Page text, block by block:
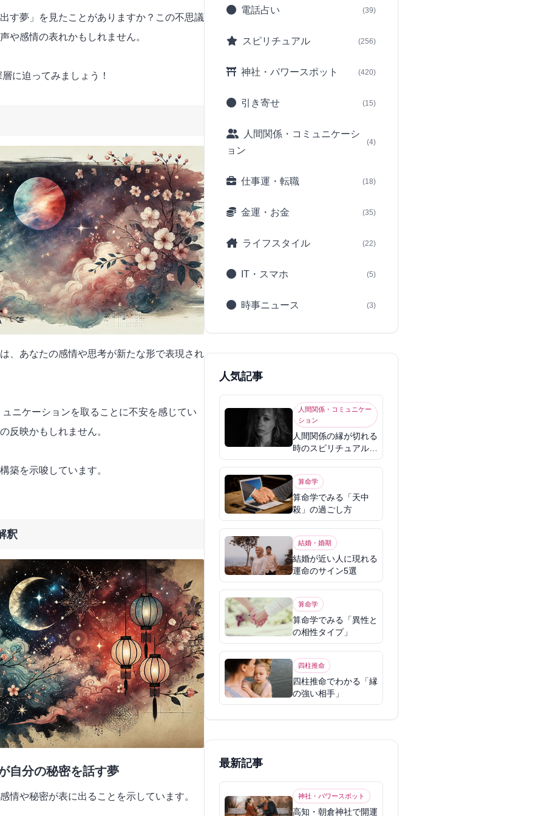
す夢」を見たことがありますか？この不思議
や感情の表れかもしれません。
に迫ってみましょう！
、あなたの感情や思考が新たな形で表現され
ニケーションを取ることに不安を感じてい
反映かもしれません。
築を示唆しています。
釈
自分の秘密を話す夢
情や秘密が表に出ることを示しています。
電話占い (39)
スピリチュアル (256)
神社・パワースポット (420)
引き寄せ (15)
人間関係・コミュニケーシ
ョン
(4)
仕事運・転職 (18)
金運・お金 (35)
ライフスタイル (22)
IT・スマホ (5)
時事ニュース (3)
人気記事
人間関係・コミュニケー
ション
人間関係の縁が切れる
時のスピリチュアル意
味
算命学
算命学でみる「天中
殺」の過ごし方
結婚・婚期
結婚が近い人に現れる
運命のサイン5選
算命学
算命学でみる「異性と
の相性タイプ」
四柱推命
四柱推命でわかる「縁
の強い相手」
最新記事
神社・パワースポット
高知・朝倉神社で開運